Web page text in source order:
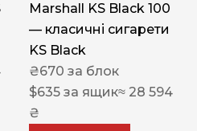
Marshall KS Black 100
— класичні сигарети
KS Black
₴670 за блок
$635 за ящик≈ 28 594
₴